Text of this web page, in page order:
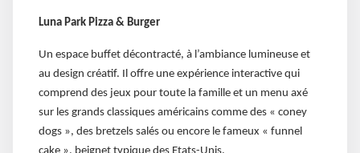
Luna Park Pizza & Burger
Un espace buffet décontracté, à l’ambiance lumineuse et
au design créatif. Il offre une expérience interactive qui
comprend des jeux pour toute la famille et un menu axé
sur les grands classiques américains comme des « coney
dogs », des bretzels salés ou encore le fameux « funnel